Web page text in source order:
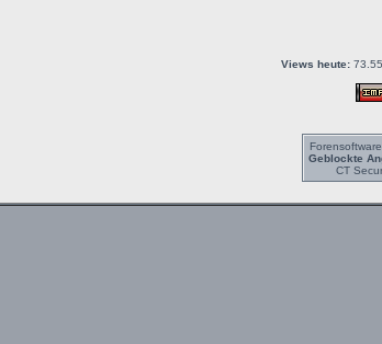
Views heute:
Geblockte
CT